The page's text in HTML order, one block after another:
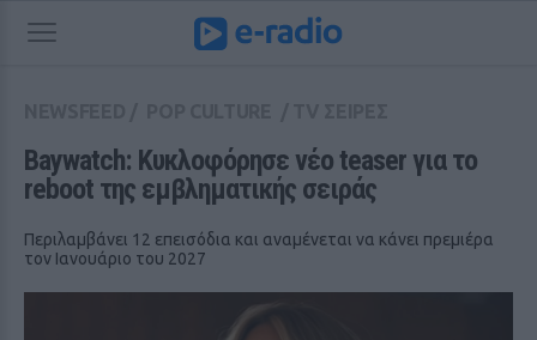
Baywatch: Κυκλοφόρησε νέο teaser για το
reboot της εμβληματικής σειράς
Περιλαμβάνει 12 επεισόδια και αναμένεται να κάνει πρεμιέρα
τον Ιανουάριο του 2027